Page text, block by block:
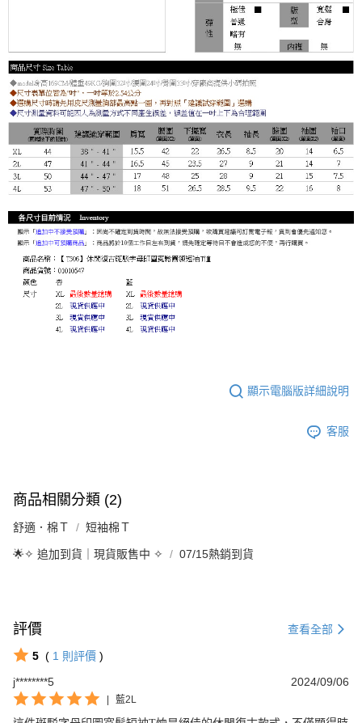
顯示電腦版詳細說明
客服
商品相關分類 (2)
舒適．棉Ｔ 短袖棉Ｔ
🌟✧ 追加到貨｜現貨販售中 ✧ 07/15熱銷到貨
評價 查看全部
5 ( 1 則評價 )
j********5
2024/09/06
| 藍2L